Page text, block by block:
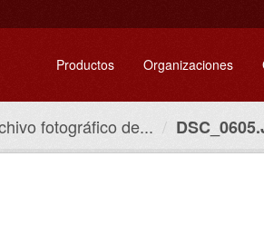
Productos Organizaciones
fotográfico de...